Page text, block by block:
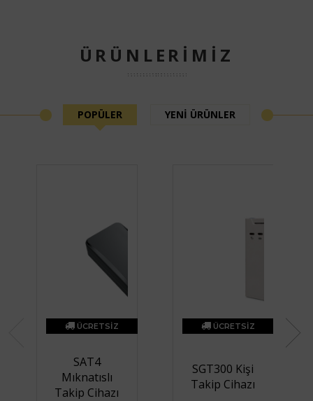
ÜRÜNLERİMİZ
POPÜLER YENİ ÜRÜNLER
ÜCRETSİZ
KARGO
SAT4
Mıknatıslı
Takip Cihazı
ÜCRETSİZ
KARGO
SGT300 Kişi
Takip Cihazı